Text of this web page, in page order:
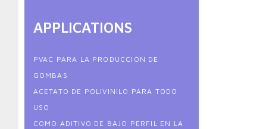
APPLICATIONS
PVAC PARA LA PRODUCCIÓN DE
GOMBAS
ACETATO DE POLIVINILO PARA TODO
USO
COMO ADITIVO DE BAJO PERFIL EN LA